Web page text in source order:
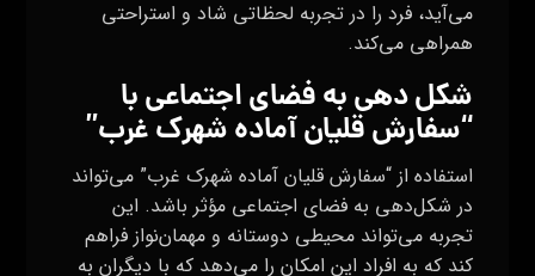
می‌آید، فرد را در تجربه لحظاتی شاد و استراحتی
همراهی می‌کند.
شکل‌ دهی به فضای اجتماعی با
“سفارش قلیان آماده شهرک غرب”
استفاده از “سفارش قلیان آماده شهرک غرب” می‌تواند
در شکل‌دهی به فضای اجتماعی مؤثر باشد. این
تجربه می‌تواند محیطی دوستانه و مهمان‌نواز فراهم
کند که به افراد این امکان را می‌دهد که با دیگران به